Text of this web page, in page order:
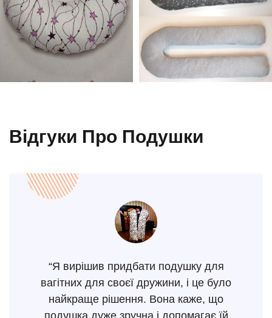
Відгуки Про Подушки
“Я вирішив придбати подушку для
вагітних для своєї дружини, і це було
найкраще рішення. Вона каже, що